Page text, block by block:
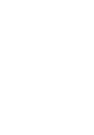
la barbilla se